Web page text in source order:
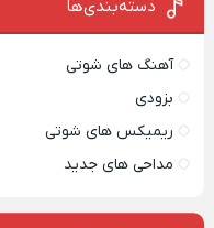
دسته‌بندی‌ها
آهنگ های شوتی
بزودی
ریمیکس های شوتی
مداحی های جدید